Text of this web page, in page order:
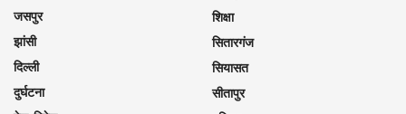
जसपुर
झांसी
दिल्ली
दुर्घटना
शिक्षा
सितारगंज
सियासत
सीतापुर